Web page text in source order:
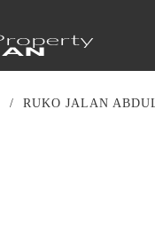
/ RUKO JALAN